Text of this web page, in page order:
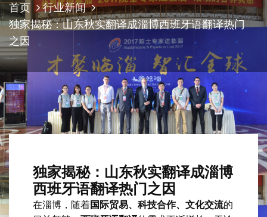
首页
行业新闻
独家揭秘：山东秋实翻译成淄博西班牙语翻译热门
之因
独家揭秘：山东秋实翻译成淄博
西班牙语翻译热门之因
在淄博，随着国际贸易、科技合作、文化交流的